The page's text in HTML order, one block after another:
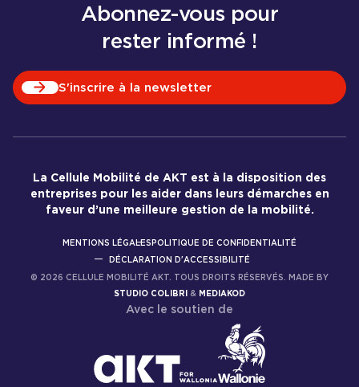
Abonnez-vous pour
rester informé !
S'inscrire à la newsletter
La Cellule Mobilité de AKT est à la disposition des
entreprises pour les aider dans leurs démarches en
faveur d’une meilleure gestion de la mobilité.
MENTIONS LÉGALES POLITIQUE DE CONFIDENTIALITÉ
DÉCLARATION D'ACCESSIBILITÉ
© 2026 CELLULE MOBILITÉ AKT. TOUS DROITS RÉSERVÉS. MADE BY
STUDIO COLIBRI
& MEDIAKOD
Avec le soutien de